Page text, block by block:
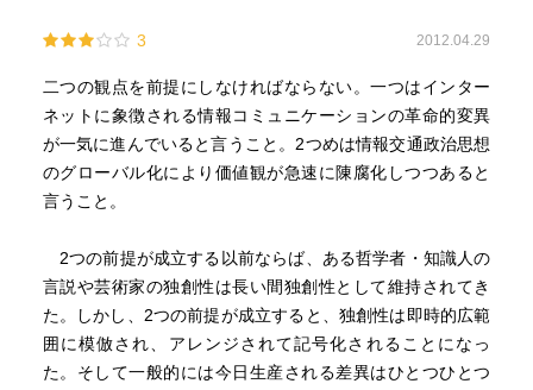
れの著者の著作の方がいいです。
3 2012.04.29
二つの観点を前提にしなければならない。一つはインター
ネットに象徴される情報コミュニケーションの革命的変異
が一気に進んでいると言うこと。2つめは情報交通政治思想
のグローバル化により価値観が急速に陳腐化しつつあると
言うこと。
2つの前提が成立する以前ならば、ある哲学者・知識人の
言説や芸術家の独創性は長い間独創性として維持されてき
た。しかし、2つの前提が成立すると、独創性は即時的広範
囲に模倣され、アレンジされて記号化されることになっ
た。そして一般的には今日生産される差異はひとつひとつ